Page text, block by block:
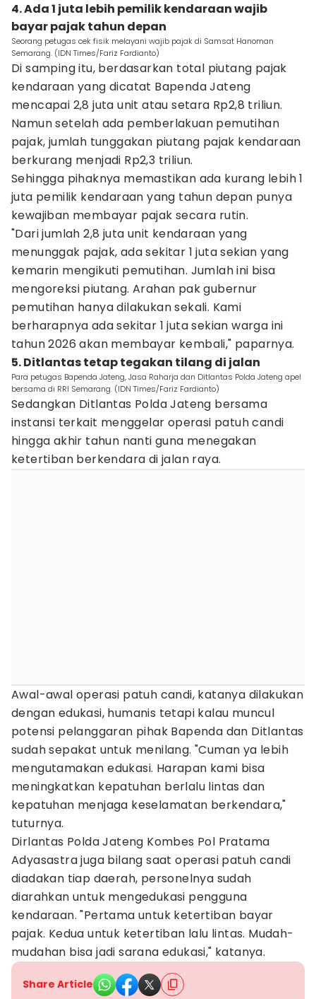
4. Ada 1 juta lebih pemilik kendaraan wajib
bayar pajak tahun depan
Seorang petugas cek fisik melayani wajib pajak di Samsat Hanoman
Semarang. (IDN Times/Fariz Fardianto)
Di samping itu, berdasarkan total piutang pajak
kendaraan yang dicatat Bapenda Jateng
mencapai 2,8 juta unit atau setara Rp2,8 triliun.
Namun setelah ada pemberlakuan pemutihan
pajak, jumlah tunggakan piutang pajak kendaraan
berkurang menjadi Rp2,3 triliun.
Sehingga pihaknya memastikan ada kurang lebih 1
juta pemilik kendaraan yang tahun depan punya
kewajiban membayar pajak secara rutin.
"Dari jumlah 2,8 juta unit kendaraan yang
menunggak pajak, ada sekitar 1 juta sekian yang
kemarin mengikuti pemutihan. Jumlah ini bisa
mengoreksi piutang. Arahan pak gubernur
pemutihan hanya dilakukan sekali. Kami
berharapnya ada sekitar 1 juta sekian warga ini
tahun 2026 akan membayar kembali," paparnya.
5. Ditlantas tetap tegakan tilang di jalan
Para petugas Bapenda Jateng, Jasa Raharja dan Ditlantas Polda Jateng apel
bersama di RRI Semarang. (IDN Times/Fariz Fardianto)
Sedangkan Ditlantas Polda Jateng bersama
instansi terkait menggelar operasi patuh candi
hingga akhir tahun nanti guna menegakan
ketertiban berkendara di jalan raya.
Awal-awal operasi patuh candi, katanya dilakukan
dengan edukasi, humanis tetapi kalau muncul
potensi pelanggaran pihak Bapenda dan Ditlantas
sudah sepakat untuk menilang. "Cuman ya lebih
mengutamakan edukasi. Harapan kami bisa
meningkatkan kepatuhan berlalu lintas dan
kepatuhan menjaga keselamatan berkendara,"
tuturnya.
Dirlantas Polda Jateng Kombes Pol Pratama
Adyasastra juga bilang saat operasi patuh candi
diadakan tiap daerah, personelnya sudah
diarahkan untuk mengedukasi pengguna
kendaraan. "Pertama untuk ketertiban bayar
pajak. Kedua untuk ketertiban lalu lintas. Mudah-
mudahan bisa jadi sarana edukasi," katanya.
Share Article